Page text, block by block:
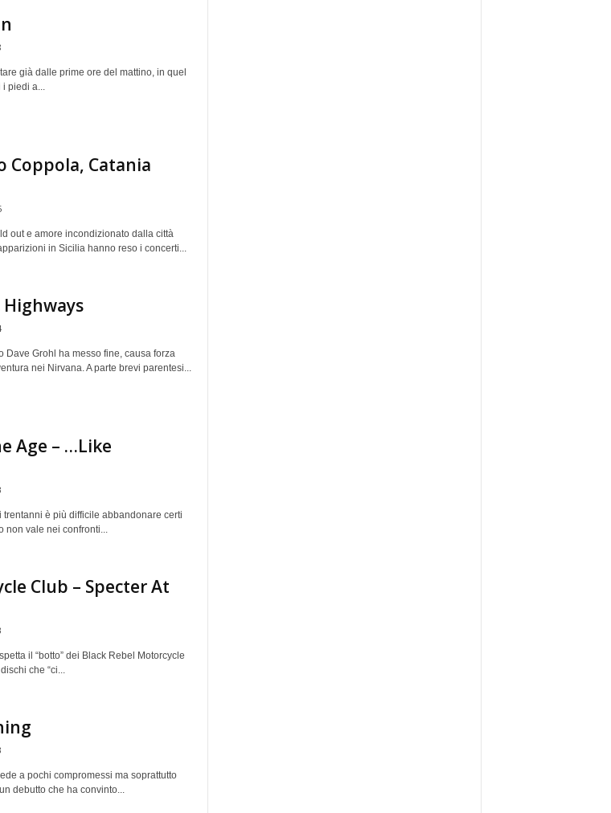
già dalle prime ore del mattino, in quel
i piedi a...
Coppola, Catania
out e amore incondizionato dalla città
in Sicilia hanno reso i concerti...
Highways
Dave Grohl ha messo fine, causa forza
nei Nirvana. A parte brevi parentesi...
Age – …Like
è più difficile abbandonare certi
non vale nei confronti...
Club – Specter At
il “botto” dei Black Rebel Motorcycle
che “ci...
a pochi compromessi ma soprattutto
debutto che ha convinto...